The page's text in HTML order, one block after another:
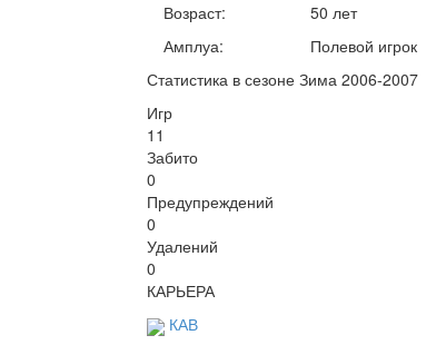
Возраст:
Амплуа:
50 лет
Полевой игрок
Статистика в сезоне Зима 2006-2007
Игр
11
Забито
0
Предупреждений
0
Удалений
0
КАРЬЕРА
КАВ